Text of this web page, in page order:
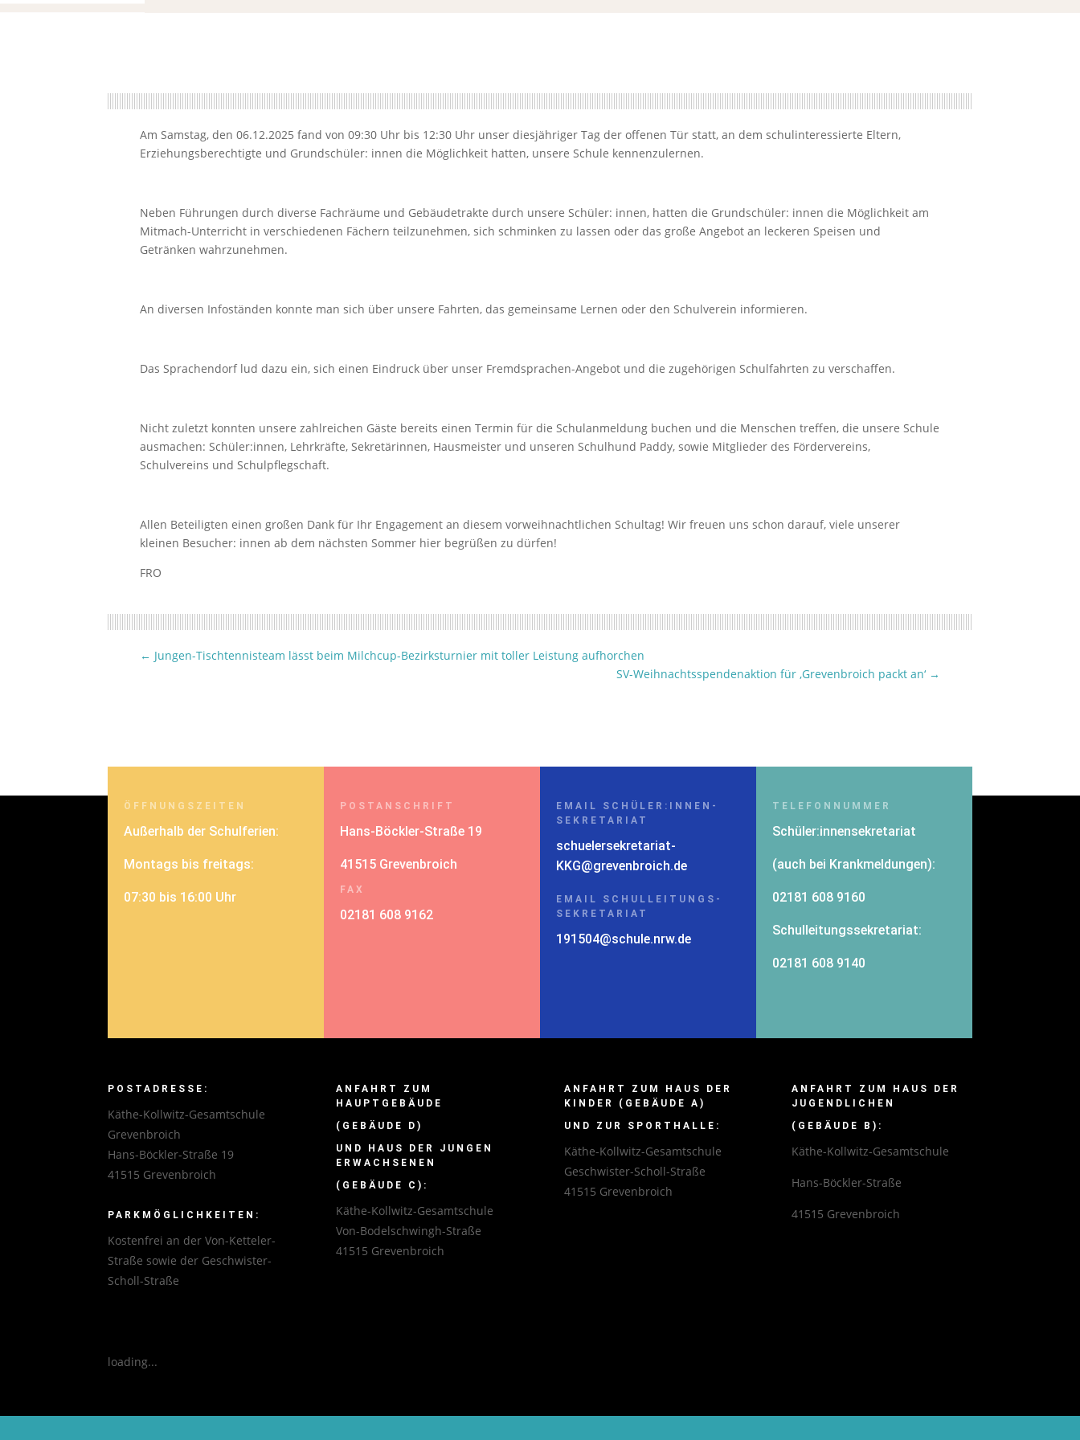
Am Samstag, den 06.12.2025 fand von 09:30 Uhr bis 12:30 Uhr unser diesjähriger Tag der offenen Tür statt, an dem schulinteressierte Eltern,
Erziehungsberechtigte und Grundschüler: innen die Möglichkeit hatten, unsere Schule kennenzulernen.
Neben Führungen durch diverse Fachräume und Gebäudetrakte durch unsere Schüler: innen, hatten die Grundschüler: innen die Möglichkeit am
Mitmach-Unterricht in verschiedenen Fächern teilzunehmen, sich schminken zu lassen oder das große Angebot an leckeren Speisen und
Getränken wahrzunehmen.
An diversen Infoständen konnte man sich über unsere Fahrten, das gemeinsame Lernen oder den Schulverein informieren.
Das Sprachendorf lud dazu ein, sich einen Eindruck über unser Fremdsprachen-Angebot und die zugehörigen Schulfahrten zu verschaffen.
Nicht zuletzt konnten unsere zahlreichen Gäste bereits einen Termin für die Schulanmeldung buchen und die Menschen treffen, die unsere Schule
ausmachen: Schüler:innen, Lehrkräfte, Sekretärinnen, Hausmeister und unseren Schulhund Paddy, sowie Mitglieder des Fördervereins,
Schulvereins und Schulpflegschaft.
Allen Beteiligten einen großen Dank für Ihr Engagement an diesem vorweihnachtlichen Schultag! Wir freuen uns schon darauf, viele unserer
kleinen Besucher: innen ab dem nächsten Sommer hier begrüßen zu dürfen!
FRO
← Jungen-Tischtennisteam lässt beim Milchcup-Bezirksturnier mit toller Leistung aufhorchen
SV-Weihnachtsspendenaktion für ‚Grevenbroich packt an‘→
ÖFFNUNGSZEITEN
Außerhalb der Schulferien:
Montags bis freitags:
07:30 bis 16:00 Uhr
POSTANSCHRIFT
Hans-Böckler-Straße 19
41515 Grevenbroich
FAX
02181 608 9162
EMAIL SCHÜLER:INNEN-
SEKRETARIAT
schuelersekretariat-
KKG@grevenbroich.de
EMAIL SCHULLEITUNGS-
SEKRETARIAT
191504@schule.nrw.de
TELEFONNUMMER
Schüler:innensekretariat
(auch bei Krankmeldungen):
02181 608 9160
Schulleitungssekretariat:
02181 608 9140
POSTADRESSE:
Käthe-Kollwitz-Gesamtschule
Grevenbroich
Hans-Böckler-Straße 19
41515 Grevenbroich
PARKMÖGLICHKEITEN:
Kostenfrei an der Von-Ketteler-
Straße sowie der Geschwister-
Scholl-Straße
ANFAHRT ZUM
HAUPTGEBÄUDE
(GEBÄUDE D)
UND HAUS DER JUNGEN
ERWACHSENEN
(GEBÄUDE C):
Käthe-Kollwitz-Gesamtschule
Von-Bodelschwingh-Straße
41515 Grevenbroich
ANFAHRT ZUM HAUS DER
KINDER (GEBÄUDE A)
UND ZUR SPORTHALLE:
Käthe-Kollwitz-Gesamtschule
Geschwister-Scholl-Straße
41515 Grevenbroich
ANFAHRT ZUM HAUS DER
JUGENDLICHEN
(GEBÄUDE B):
Käthe-Kollwitz-Gesamtschule
Hans-Böckler-Straße
41515 Grevenbroich
loading...